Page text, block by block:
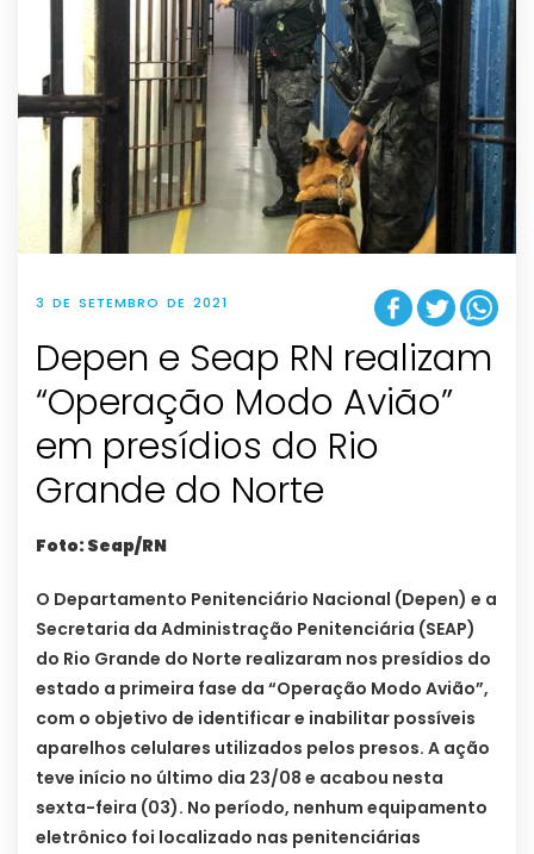
3 DE SETEMBRO DE 2021
Depen e Seap RN realizam
“Operação Modo Avião”
em presídios do Rio
Grande do Norte
Foto: Seap/RN
O Departamento Penitenciário Nacional (Depen) e a
Secretaria da Administração Penitenciária (SEAP)
do Rio Grande do Norte realizaram nos presídios do
estado a primeira fase da “Operação Modo Avião”,
com o objetivo de identificar e inabilitar possíveis
aparelhos celulares utilizados pelos presos. A ação
teve início no último dia 23/08 e acabou nesta
sexta-feira (03). No período, nenhum equipamento
eletrônico foi localizado nas penitenciárias